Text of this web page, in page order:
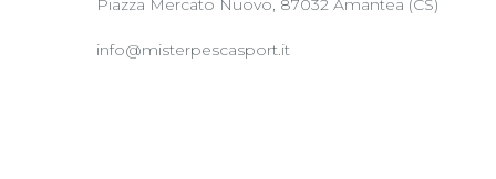
Piazza Mercato Nuovo, 87032 Amantea (CS)
info@misterpescasport.it